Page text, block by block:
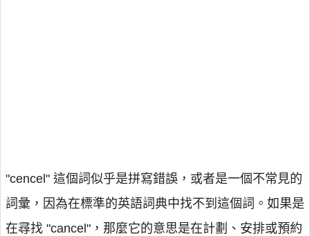
"cencel" 這個詞似乎是拼寫錯誤，或者是一個不常見的
詞彙，因為在標準的英語詞典中找不到這個詞。如果是
在尋找 "cancel"，那麼它的意思是在計劃、安排或預約